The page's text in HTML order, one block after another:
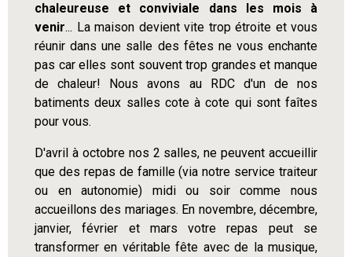
chaleureuse et conviviale dans les mois à
venir... La maison devient vite trop étroite et vous
réunir dans une salle des fêtes ne vous enchante
pas car elles sont souvent trop grandes et manque
de chaleur! Nous avons au RDC d'un de nos
batiments deux salles cote à cote qui sont faîtes
pour vous.
D'avril à octobre nos 2 salles, ne peuvent accueillir
que des repas de famille (via notre service traiteur
ou en autonomie) midi ou soir comme nous
accueillons des mariages. En novembre, décembre,
janvier, février et mars votre repas peut se
transformer en véritable fête avec de la musique,